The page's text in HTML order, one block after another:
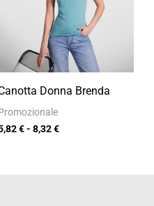
Donna Brenda
€- 8,32€
a
8,32 €